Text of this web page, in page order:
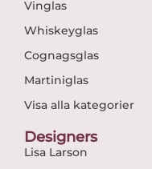
Vinglas
Whiskeyglas
Cognagsglas
Martiniglas
Visa alla kategorier
Designers
Lisa Larson